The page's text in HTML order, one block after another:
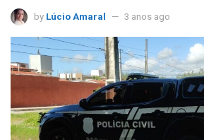
by Lúcio Amaral 3 anos ago